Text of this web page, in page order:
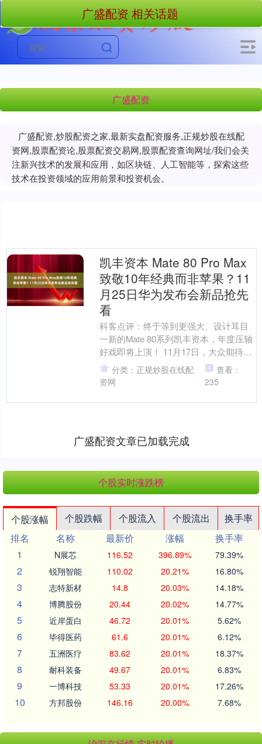
广盛配资
广盛配资,炒股配资之家,最新实盘配资服务,正规炒股在线配
资网,股票配资论,股票配资交易网,股票配资查询网址/我们会关
注新兴技术的发展和应用，如区块链、人工智能等，探索这些
技术在投资领域的应用前景和投资机会。
广盛配资 相关话题
凯丰资本 Mate 80 Pro Max
致敬10年经典而非苹果？11
月25日华为发布会新品抢先
看
科客点评：终于等到更强大、设计耳目
一新的Mate 80系列凯丰资本，年度压轴
好戏即将上演！ 11月17日，大众期待已
久的华为重磅新品正式官宣！华为Mate
80....
分类：正规炒股在线配
资网
查看：
235
广盛配资文章已加载完成
个股实时涨跌榜
个股涨幅 个股跌幅 个股流入 个股流出
换手率
排名
名称 最新价 涨幅
换手率
1
N展芯 116.52 396.89% 79.39%
2 锐翔智能 110.02 20.21% 16.80%
3 志特新材 14.8 20.03% 14.18%
4 博腾股份 20.44 20.02% 14.77%
5 近岸蛋白 46.72 20.01% 5.62%
6 毕得医药 61.6 20.01% 6.12%
7 五洲医疗 83.62 20.01% 18.37%
8 耐科装备 49.67 20.01% 6.83%
9 一博科技 53.33 20.01% 17.26%
10 方邦股份 146.16 20.00% 7.68%